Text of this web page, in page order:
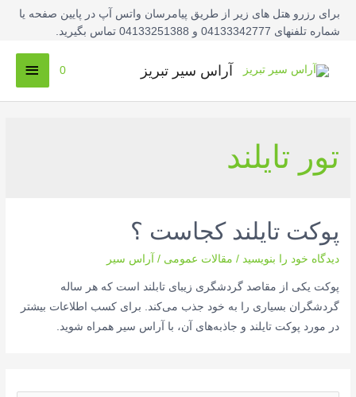
برای رزرو هتل های زیر از طریق پیامرسان واتس آپ در پایین صفحه یا
شماره تلفنهای 04133342777 و 04133251388 تماس بگیرید.
آراس سیر تبریز
اصلی
0
تور تایلند
پوکت تایلند کجاست ؟
دیدگاه‌ خود را بنویسید / مقالات عمومی / آراس سیر
پوکت یکی از مقاصد گردشگری زیبای تابلند است که هر ساله
گردشگران بسیاری را به خود جذب می‌کند. برای کسب اطلاعات بیشتر
در مورد پوکت تایلند و جاذبه‌های آن، با آراس سیر همراه شوید.